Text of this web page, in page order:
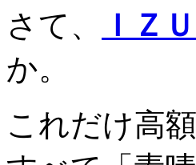
さて、 ＩＺ
か。
これだけ高